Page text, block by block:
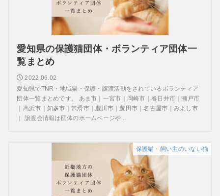
愛知県の保護猫団体・ボランティア団体一
覧まとめ
2022.06.02
愛知県でTNR・地域猫・保護・譲渡活動をされているボランティア
団体一覧まとめです。 あま市｜一宮市｜岡崎市｜春日井市｜瀬戸市
｜高浜市｜知多市｜常滑市｜豊川市｜豊田市｜名古屋市｜みよし市
｜ 譲渡会情報は団体のホームページや...
保護猫・飼い主のいない猫